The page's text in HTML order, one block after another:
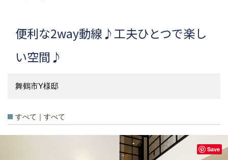
便利な2way動線♪工夫ひとつで楽し
い空間♪
舞鶴市Y様邸
すべて｜すべて
Save